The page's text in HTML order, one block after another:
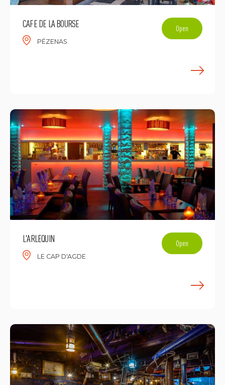
CAFE DE LA BOURSE
PÉZENAS
Open
L'ARLEQUIN
LE CAP D'AGDE
Open